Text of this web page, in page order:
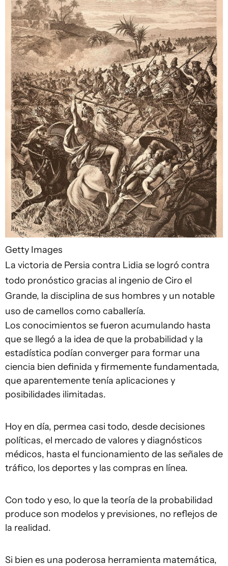
Getty Images
La victoria de Persia contra Lidia se logró contra
todo pronóstico gracias al ingenio de Ciro el
Grande, la disciplina de sus hombres y un notable
uso de camellos como caballería.
Los conocimientos se fueron acumulando hasta
que se llegó a la idea de que la probabilidad y la
estadística podían converger para formar una
ciencia bien definida y firmemente fundamentada,
que aparentemente tenía aplicaciones y
posibilidades ilimitadas.
Hoy en día, permea casi todo, desde decisiones
políticas, el mercado de valores y diagnósticos
médicos, hasta el funcionamiento de las señales de
tráfico, los deportes y las compras en línea.
Con todo y eso, lo que la teoría de la probabilidad
produce son modelos y previsiones, no reflejos de
la realidad.
Si bien es una poderosa herramienta matemática,